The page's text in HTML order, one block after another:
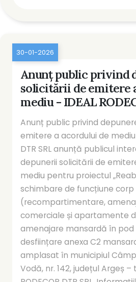
30-01-2026
Anunț public privind
solicitării de emitere
mediu - IDEAL
Anunț public privind
emitere a acordului de mediu
DTR SRL anunță publicul
depunerii solicitării de
mediu pentru proiectul
schimbare de funcțiune corp
(recompartimentare,
comerciale și apartamente
amenajare mansardă în pod
desființare anexa C2
amplasat în municipiul
Vodă, nr. 142, județul Argeș –